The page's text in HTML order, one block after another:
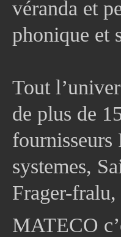
véranda et
phonique et
Tout
de plus de
systemes,
Frager-fralu,
MATECO